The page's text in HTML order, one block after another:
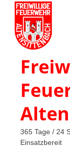
365 Tage / 24
Einsatzbereit